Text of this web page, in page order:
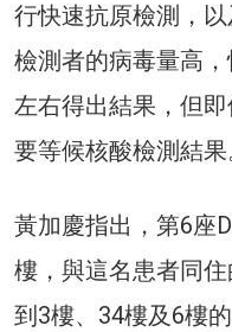
行快速抗原檢測，
檢測者的病毒量高
左右得出結果，但
要等候核酸檢測結果
黃加慶指出，第6座
樓，與這名患者同
到3樓、34樓及6樓